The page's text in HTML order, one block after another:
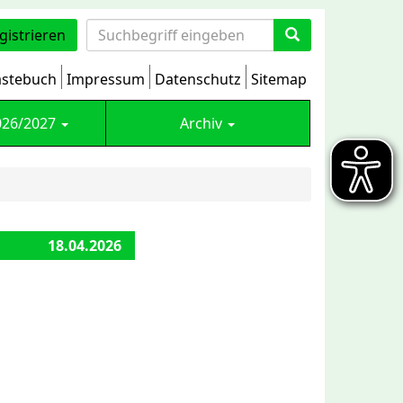
Impressum Datenschutz Sitemap
2027 Archiv
18.04.2026